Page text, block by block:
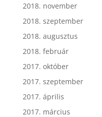
2018. november
2018. szeptember
2018. augusztus
2018. február
2017. október
2017. szeptember
2017. április
2017. március